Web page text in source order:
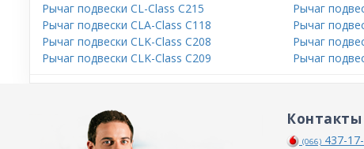
Рычаг подвески CL-Class C215
Рычаг подвески CLA-Class C118
Рычаг подвески CLK-Class C208
Рычаг подвески CLK-Class C209
Рычаг
Рычаг
Рычаг
Рычаг
Контакты
(066) 437-